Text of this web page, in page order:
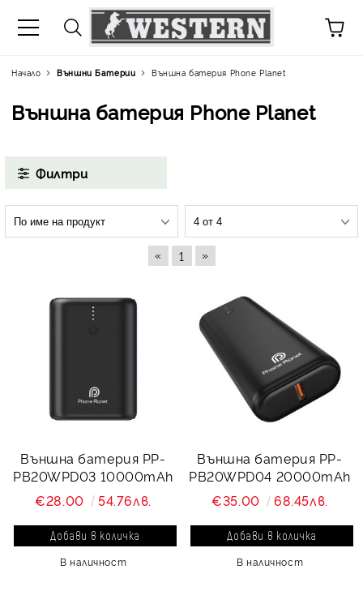
Начало Външни Батерии Външна батерия Phone Planet
Външна батерия Phone Planet
Филтри
« 1 »
Външна батерия PP-
PB20WPD03 10000mAh
€28.00
54.76лв.
В наличност
Външна батерия PP-
PB20WPD04 20000mAh
€35.00
68.45лв.
В наличност